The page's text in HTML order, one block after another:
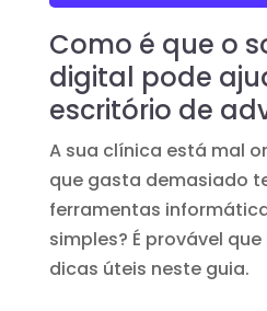
Como é que o
digital pode
escritório de
A sua clínica está mal
que gasta demasiado
ferramentas
simples? É provável
dicas úteis neste guia.